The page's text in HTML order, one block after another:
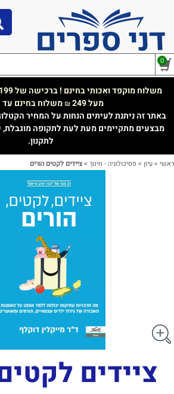
0
משלוח מוקפד ואכותי בחינם ! ברכישה של 199
מעל 249
₪משלוח בחינם עד
באתר זה ניתנת לעיתים הנחות על המחיר
מבצעים מתקיימים מעת לעת לתקופה
לתקנון.
ראשי >עיון > פסיכולוגיה - חינוך >ציידים לקטים הורים
ציידים